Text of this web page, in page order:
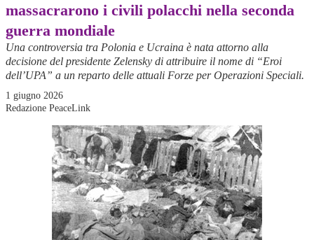
massacrarono i civili polacchi nella seconda
guerra mondiale
Una controversia tra Polonia e Ucraina è nata attorno alla
decisione del presidente Zelensky di attribuire il nome di “Eroi
dell’UPA” a un reparto delle attuali Forze per Operazioni Speciali.
1 giugno 2026
Redazione PeaceLink